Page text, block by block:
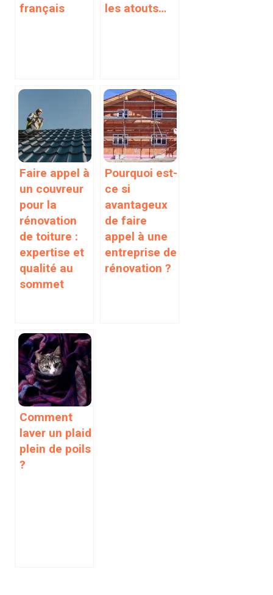
français
les atouts…
Faire appel à
un couvreur
pour la
rénovation
de toiture :
expertise et
qualité au
sommet
Pourquoi est-
ce si
avantageux
de faire
appel à une
entreprise de
rénovation ?
Comment
laver un plaid
plein de poils
?